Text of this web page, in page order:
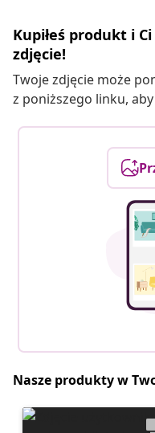
Kupiłeś produkt i
zdjęcie!
Twoje zdjęcie może
z poniższego linku, aby
Nasze produkty w